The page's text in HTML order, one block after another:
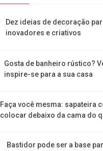
Dez ideias de decoração
inovadores e criativos
Gosta de banheiro rústico?
inspire-se para a sua casa
Faça você mesma: sapateira
colocar debaixo da cama do
Bastidor pode ser a base